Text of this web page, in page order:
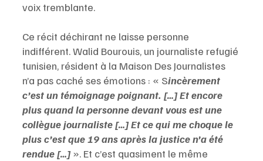
voix tremblante.
Ce récit déchirant ne laisse personne
indifférent. Walid Bourouis, un journaliste refugié
tunisien, résident à la Maison Des Journalistes
n’a pas caché ses émotions : « Sincèrement
c’est un témoignage poignant. […] Et encore
plus quand la personne devant vous est une
collègue journaliste […] Et ce qui me choque le
plus c’est que 19 ans après la justice n’a été
rendue […] ». Et c’est quasiment le même